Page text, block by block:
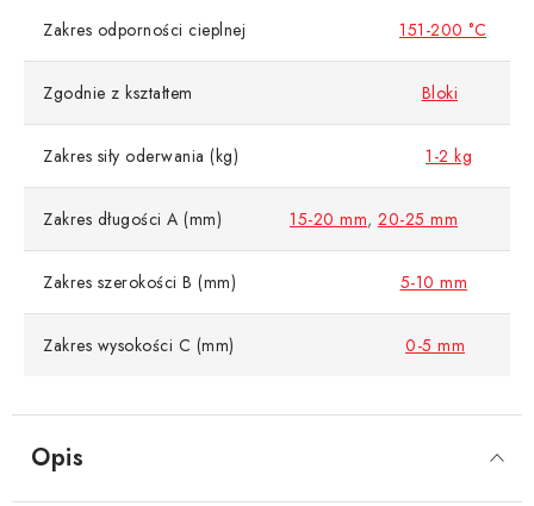
Opis
Zakres odporności cieplnej 151-200 °C
Zgodnie z kształtem Bloki
Zakres siły oderwania (kg) 1-2 kg
Zakres długości A (mm) 15-20 mm, 20-25 mm
Zakres szerokości B (mm) 5-10 mm
Zakres wysokości C (mm) 0-5 mm